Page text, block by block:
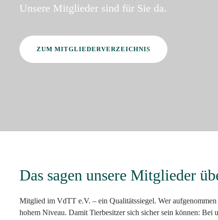
Unsere Mitglieder sind für Sie da.
ZUM MITGLIEDERVERZEICHNIS
Das sagen unsere Mitglieder
Mitglied im VdTT e.V. – ein Qualitätssiegel. Wer
hohem Niveau. Damit Tierbesitzer sich sicher sein können: